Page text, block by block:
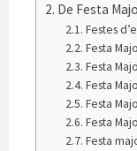
De Festa
Festes
Festa
Festa
Festa
Festa
Festa
Festa